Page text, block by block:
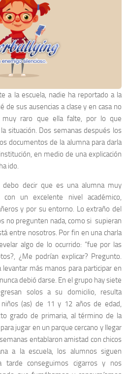
a la escuela, nadie ha reportado a la
de sus ausencias a clase y en casa no
muy raro que ella falte, por lo que
situación. Dos semanas después los
documentos de la alumna para darla
en medio de una explicación
ido.
decir que es una alumna muy
un excelente nivel académico,
y por su entorno. Lo extraño del
no pregunten nada, como si supieran
entre nosotros. Por fin en una charla
algo de lo ocurrido: “fue por las
¿Me podrían explicar? Pregunto.
más manos para participar en
debió darse. En el grupo hay siete
solos a su domicilio, resulta
(as) de 11 y 12 años de edad,
grado de primaria, al término de la
jugar en un parque cercano y llegar
entablaron amistad con chicos
a la escuela, los alumnos siguen
tarde conseguimos cigarros y nos